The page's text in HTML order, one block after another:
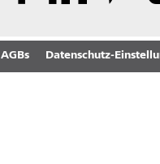
AGBs Datenschutz-